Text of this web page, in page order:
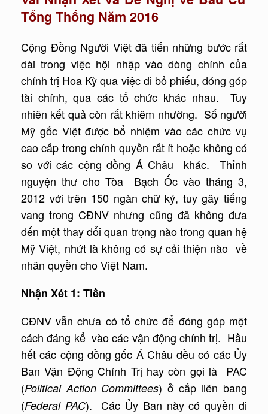
Tổng Thống Năm 2016
Cộng Đồng Người Việt đã tiến những bước rất
dài trong việc hội nhập vào dòng chính của
chính trị Hoa Kỳ qua việc đi bỏ phiếu, đóng góp
tài chính, qua các tổ chức khác nhau. Tuy
nhiên kết quả còn rất khiêm nhường. Số người
Mỹ gốc Việt được bổ nhiệm vào các chức vụ
cao cấp trong chính quyền rất ít hoặc không có
so với các cộng đồng Á Châu khác. Thỉnh
nguyện thư cho Tòa Bạch Ốc vào tháng 3,
2012 với trên 150 ngàn chữ ký, tuy gây tiếng
vang trong CĐNV nhưng cũng đã không đưa
đến một thay đổi quan trọng nào trong quan hệ
Mỹ Việt, nhứt là không có sự cải thiện nào về
nhân quyền cho Việt Nam.
Nhận Xét 1: Tiền
CĐNV vẫn chưa có tổ chức để đóng góp một
cách đáng kể vào các vận động chính trị. Hầu
hết các cộng đồng gốc Á Châu đều có các Ủy
Ban Vận Động Chính Trị hay còn gọi là PAC
(Political Action Committees) ở cấp liên bang
(Federal PAC). Các Ủy Ban này có quyền đi